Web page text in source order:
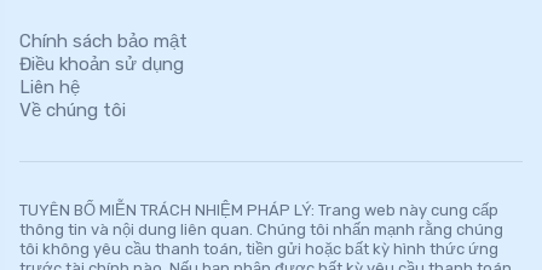
Chính sách bảo mật
Điều khoản sử dụng
Liên hệ
Về chúng tôi
TUYÊN BỐ MIỄN TRÁCH NHIỆM PHÁP LÝ: Trang web này cung cấp
thông tin và nội dung liên quan. Chúng tôi nhấn mạnh rằng chúng
tôi không yêu cầu thanh toán, tiền gửi hoặc bất kỳ hình thức ứng